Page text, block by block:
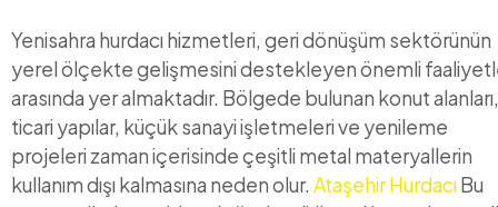
Yenisahra hurdacı hizmetleri, geri dönüşüm sektörünün
yerel ölçekte gelişmesini destekleyen önemli
arasında yer almaktadır. Bölgede bulunan konut alanları,
ticari yapılar, küçük sanayi işletmeleri ve yenileme
projeleri zaman içerisinde çeşitli metal materyallerin
kullanım dışı kalmasına neden olur. Ataşehir HurdacıBu